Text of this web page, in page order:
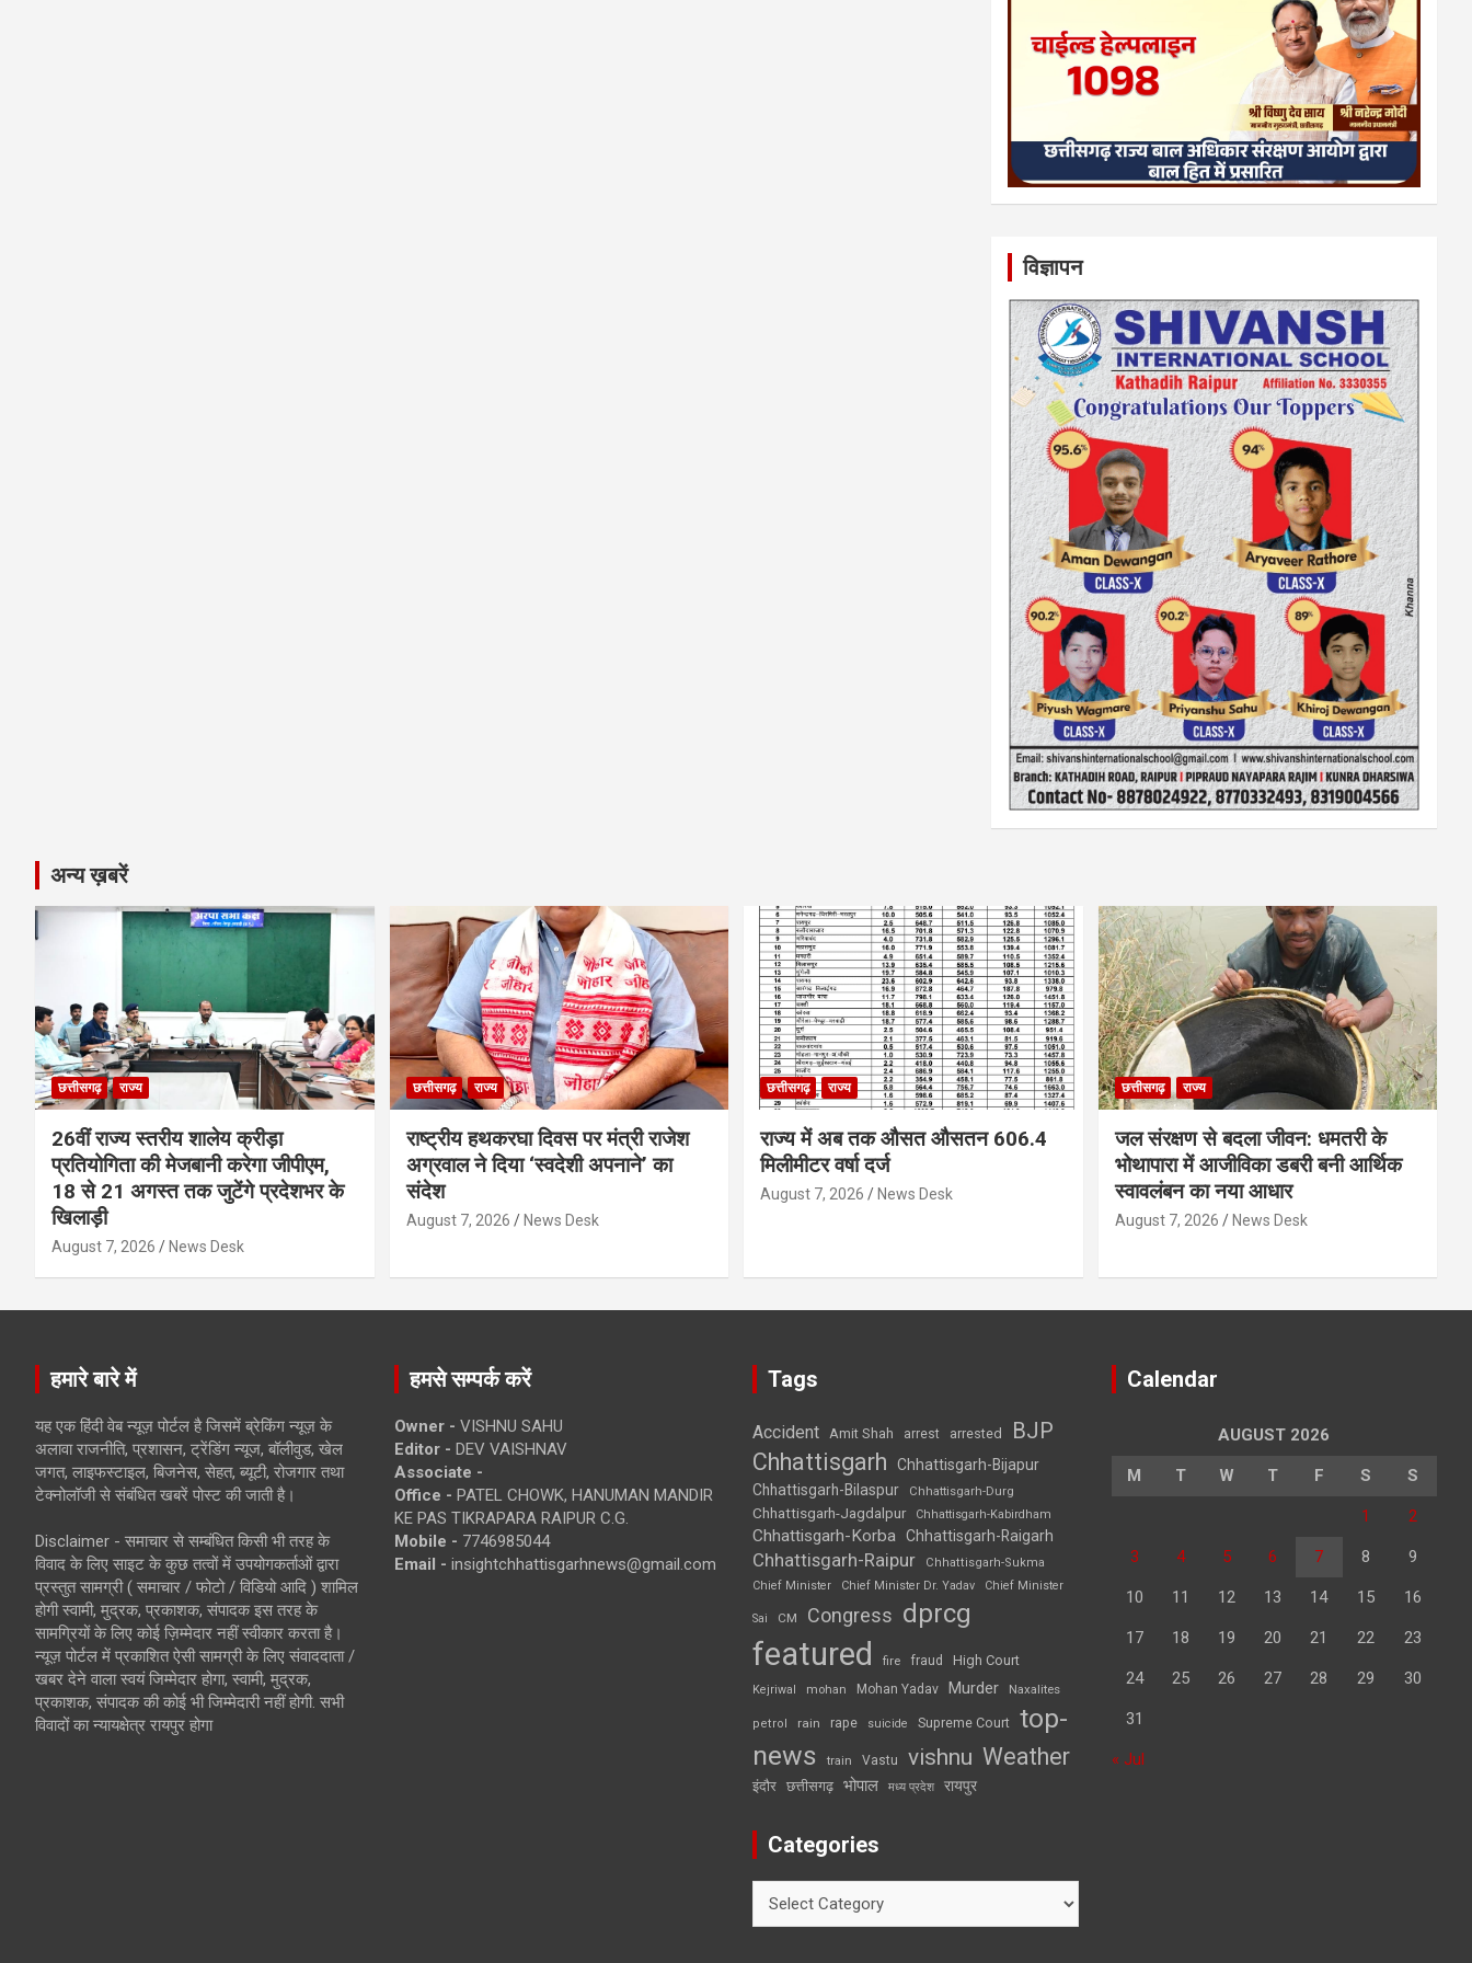
विज्ञापन
अन्य ख़बरें
छत्तीसगढ़ राज्य
26वीं राज्य स्तरीय शालेय क्रीड़ा
प्रतियोगिता की मेजबानी करेगा जीपीएम,
18 से 21 अगस्त तक जुटेंगे प्रदेशभर के
खिलाड़ी
August 7, 2026 News Desk
छत्तीसगढ़ राज्य
राष्ट्रीय हथकरघा दिवस पर मंत्री राजेश
अग्रवाल ने दिया ‘स्वदेशी अपनाने’ का
संदेश
August 7, 2026 News Desk
छत्तीसगढ़ राज्य
राज्य में अब तक औसत औसतन 606.4
मिलीमीटर वर्षा दर्ज
August 7, 2026 News Desk
छत्तीसगढ़ राज्य
जल संरक्षण से बदला जीवन: धमतरी के
भोथापारा में आजीविका डबरी बनी आर्थिक
स्वावलंबन का नया आधार
August 7, 2026 News Desk
हमारे बारे में
यह एक हिंदी वेब न्यूज़ पोर्टल है जिसमें ब्रेकिंग न्यूज़ के
अलावा राजनीति, प्रशासन, ट्रेंडिंग न्यूज, बॉलीवुड, खेल
जगत, लाइफस्टाइल, बिजनेस, सेहत, ब्यूटी, रोजगार तथा
टेक्नोलॉजी से संबंधित खबरें पोस्ट की जाती है।
Disclaimer - समाचार से सम्बंधित किसी भी तरह के
विवाद के लिए साइट के कुछ तत्वों में उपयोगकर्ताओं द्वारा
प्रस्तुत सामग्री ( समाचार / फोटो / विडियो आदि ) शामिल
होगी स्वामी, मुद्रक, प्रकाशक, संपादक इस तरह के
सामग्रियों के लिए कोई ज़िम्मेदार नहीं स्वीकार करता है।
न्यूज़ पोर्टल में प्रकाशित ऐसी सामग्री के लिए संवाददाता /
खबर देने वाला स्वयं जिम्मेदार होगा, स्वामी, मुद्रक,
प्रकाशक, संपादक की कोई भी जिम्मेदारी नहीं होगी. सभी
विवादों का न्यायक्षेत्र रायपुर होगा
हमसे सम्पर्क करें
Owner - VISHNU SAHU
Editor - DEV VAISHNAV
Associate -
Office - PATEL CHOWK, HANUMAN MANDIR
KE PAS TIKRAPARA RAIPUR C.G.
Mobile - 7746985044
Email - insightchhattisgarhnews@gmail.com
Tags
Accident Amit Shah arrest arrested BJP
Chhattisgarh
Chhattisgarh-Bijapur
Chhattisgarh-Bilaspur
Chhattisgarh-Durg
Chhattisgarh-Jagdalpur Chhattisgarh-Kabirdham
Chhattisgarh-Korba Chhattisgarh-Raigarh
Chhattisgarh-Raipur
Chhattisgarh-Sukma
Chief Minister
Chief Minister Dr. Yadav Chief Minister
Sai CM Congress dprcg
featured fire fraud High Court
Kejriwal mohan Mohan Yadav Murder Naxalites
petrol rain rape suicide Supreme Court top-
news
train Vastu vishnu Weather
इंदौर छत्तीसगढ़ भोपाल मध्य प्रदेश रायपुर
Categories
Calendar
AUGUST 2026
M T W T F S S
1 2
3 4 5 6 7 8 9
10 11 12 13 14 15 16
17 18 19 20 21 22 23
24 25 26 27 28 29 30
31
« Jul